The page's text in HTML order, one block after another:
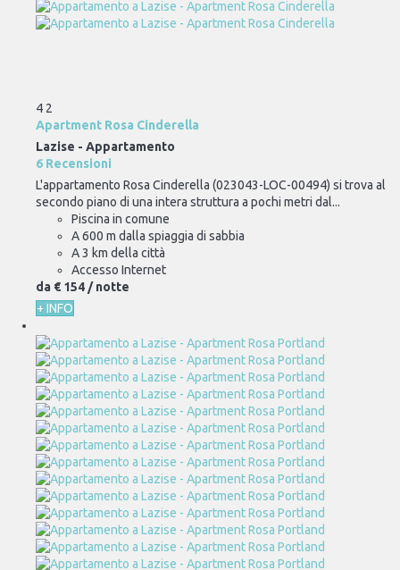
4 2
Apartment Rosa Cinderella
Lazise - Appartamento
6 Recensioni
L'appartamento Rosa Cinderella (023043-LOC-00494) si trova al
secondo piano di una intera struttura a pochi metri dal...
Piscina in comune
A 600 m dalla spiaggia di sabbia
A 3 km della città
Accesso Internet
da € 154 / notte
+ INFO